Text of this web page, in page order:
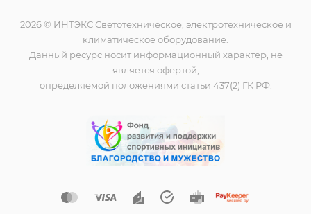
2026 © ИНТЭКС Светотехническое, электротехническое и
климатическое оборудование.
Данный ресурс носит информационный характер, не
является офертой,
определяемой положениями статьи 437(2) ГК РФ.